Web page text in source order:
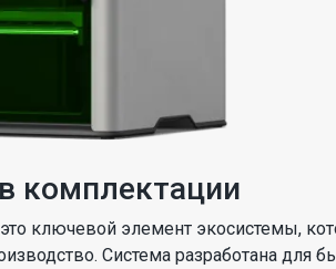
комплектации
ключевой элемент экосистемы,
Система разработана для